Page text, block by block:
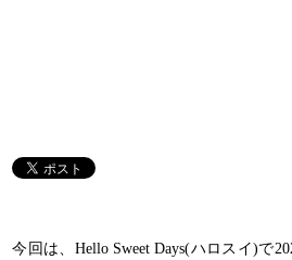
今回は、Hello Sweet Days(ハロスイ)で